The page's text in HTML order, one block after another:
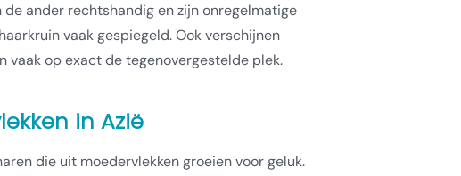
de ander rechtshandig en zijn onregelmatige
vaak gespiegeld. Ook verschijnen
vaak op exact de tegenovergestelde plek.
in Azië
die uit moedervlekken groeien voor geluk.